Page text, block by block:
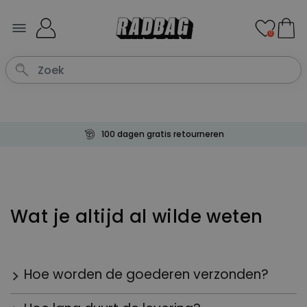
0
100 dagen gratis retourneren
Wat je altijd al wilde weten
Hoe worden de goederen verzonden?
Jouw bestelling wordt (normaal gesproken)